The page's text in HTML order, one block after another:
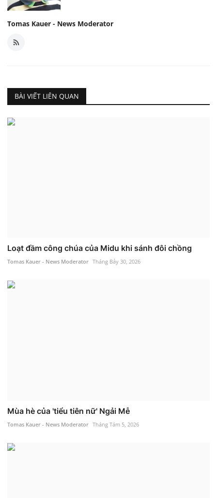
Tomas Kauer - News Moderator
BÀI VIẾT LIÊN QUAN
Loạt đầm công chúa của Midu khi sánh đôi chồng
Tomas Kauer - News Moderator Tháng Bảy 30, 2026
Mùa hè của 'tiểu tiên nữ' Ngải Mễ
Tomas Kauer - News Moderator Tháng Tám 5, 2026